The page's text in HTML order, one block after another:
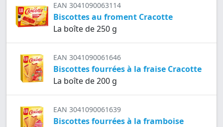
EAN 3041090063114
Biscottes au froment Cracotte
La boîte de 250 g
EAN 3041090061646
Biscottes fourrées à la fraise Cracotte
La boîte de 200 g
EAN 3041090061639
Biscottes fourrées à la framboise